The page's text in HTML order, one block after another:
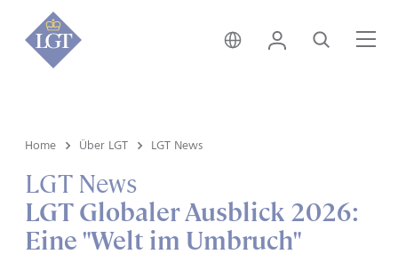
Global • Deutsch
Login Suche
Home Über LGT LGT News
LGT News
LGT Globaler Ausblick 2026:
Eine "Welt im Umbruch"